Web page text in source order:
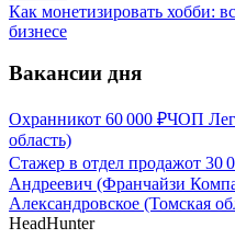
Как монетизировать хобби:
бизнесе
Вакансии дня
Охранникот 60 000 ₽ЧОП
область)
Стажер в отдел продажот 30
Андреевич (Франчайзи
Александровское (Томская
HeadHunter